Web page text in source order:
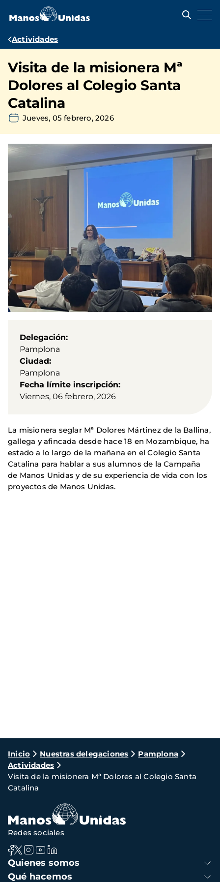
contenido
Ruta
navegación
Actividades
Visita de la misionera Mª
Dolores al Colegio Santa
Catalina
Jueves, 05 febrero, 2026
Delegación
Pamplona
Ciudad
Pamplona
Fecha límite inscripción
Viernes, 06 febrero, 2026
La misionera seglar Mª Dolores Mártinez de la Ballina,
gallega y afincada desde hace 18 en Mozambique, ha
estado a lo largo de la mañana en el Colegio Santa
Catalina para hablar a sus alumnos de la Campaña
de Manos Unidas y de su experiencia de vida con los
proyectos de Manos Unidas.
Ruta
de
navegación
Inicio Nuestras delegaciones
Pamplona
Actividades
Visita de la misionera Mª Dolores al Colegio Santa
Catalina
Navegación
principal
Quienes somos
Qué hacemos
Redes sociales